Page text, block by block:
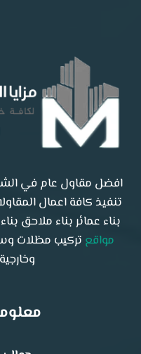
افضل مقاول عام في
تنفيذ كافة اعمال
بناء عمائر بناء ملاحق
مواقع تركيب مظلات